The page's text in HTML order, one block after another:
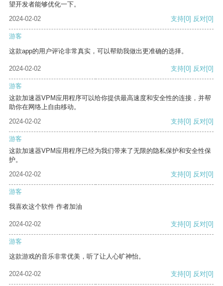
望开发者能够优化一下。
2024-02-02
支持[0] 反对[0]
游客
这款app的用户评论非常真实，可以帮助我做出更准确的选择。
2024-02-02 支持[0] 反对[0]
游客
这款加速器VPM应用程序可以给你提供最高速度和安全性的连接，并帮
助你在网络上自由移动。
2024-02-02
支持[0] 反对[0]
游客
这款加速器VPM应用程序已经为我们带来了无限的隐私保护和安全性保
护。
2024-02-02
支持[0] 反对[0]
游客
我喜欢这个软件 作者加油
2024-02-02 支持[0] 反对[0]
游客
这款游戏的音乐非常优美，听了让人心旷神怡。
2024-02-02 支持[0] 反对[0]